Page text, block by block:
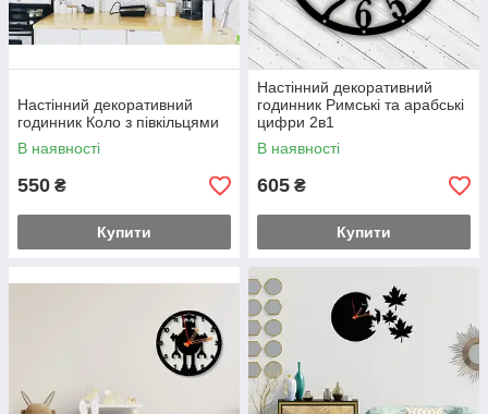
Настінний декоративний
годинник Коло з півкільцями
В наявності
550 ₴
Купити
Настінний декоративний
годинник Римські та арабські
цифри 2в1
В наявності
605 ₴
Купити